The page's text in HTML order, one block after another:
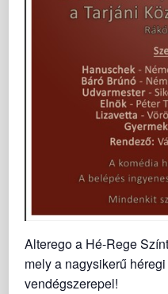
Alterego a Hé-Rege
mely a nagysikerű
vendégszerepel!